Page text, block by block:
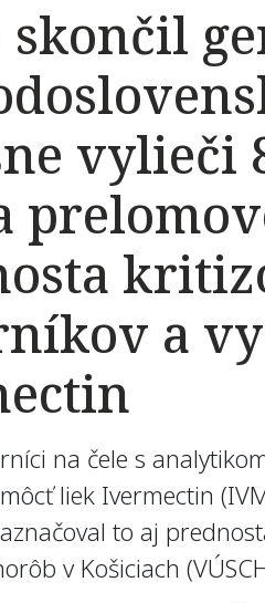
skončil
vylieči
a
na čele s
liek Ivermectin
to aj
v Košiciach